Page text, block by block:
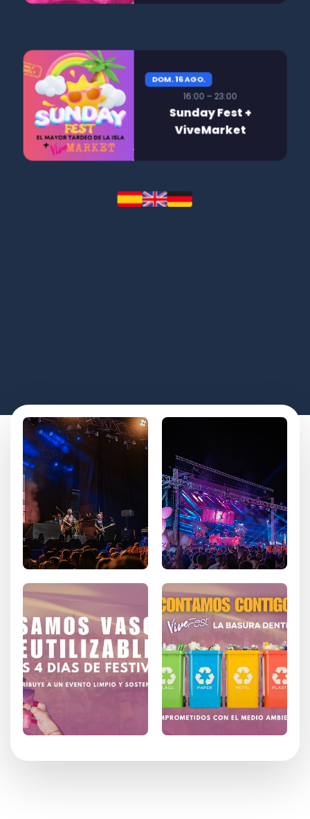
DOM. 16 AGO.
16:00 – 23:00
Sunday Fest +
ViveMarket